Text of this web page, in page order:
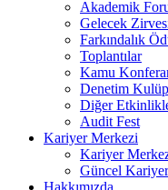
Akademik
Gelecek
Farkındalık
Toplantılar
Kamu
Denetim
Diğer
Audit Fest
Kariyer Merkezi
Kariyer
Güncel Kariyer
Hakkımızda